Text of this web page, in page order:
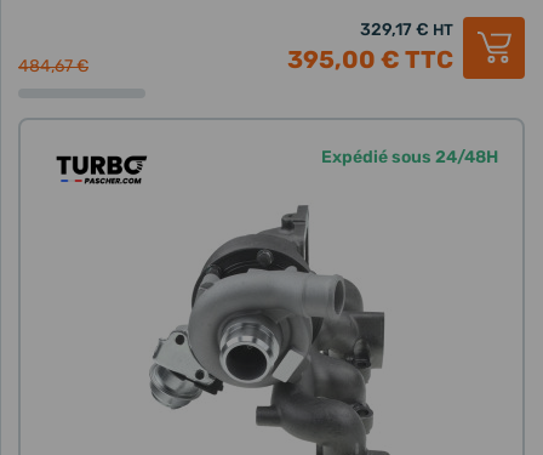
484,67 €
329,17 € HT
395,00 € TTC
Expédié sous 24/48H